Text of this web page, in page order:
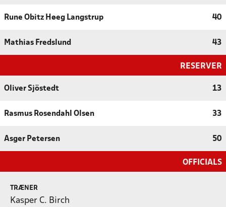
Rune Obitz Høeg Langstrup 40
Mathias Fredslund 43
RESERVER
Oliver Sjöstedt 13
Rasmus Rosendahl Olsen 33
Asger Petersen 50
OFFICIALS
TRÆNER
Kasper C. Birch